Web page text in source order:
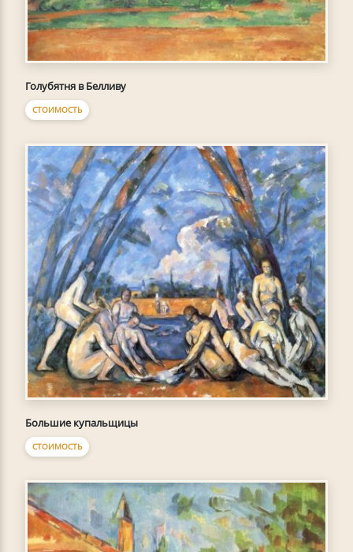
Голубятня в Белливу
СТОИМОСТЬ
Большие купальщицы
СТОИМОСТЬ